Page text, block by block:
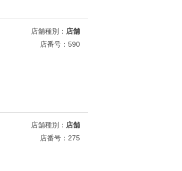
店舗種別： 店舗
店番号：590
店舗種別： 店舗
店番号：275